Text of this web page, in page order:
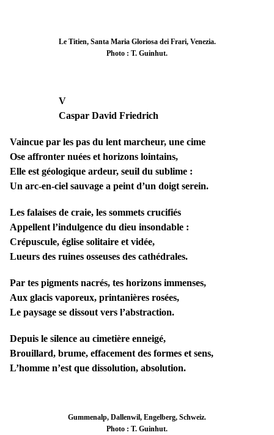
Le Titien, Santa Maria Gloriosa dei Frari, Venezia.
Photo : T. Guinhut.
V
Caspar David Friedrich
Vaincue par les pas du lent marcheur, une cime
Ose affronter nuées et horizons lointains,
Elle est géologique ardeur, seuil du sublime :
Un arc-en-ciel sauvage a peint d’un doigt serein.
Les falaises de craie, les sommets crucifiés
Appellent l’indulgence du dieu insondable :
Crépuscule, église solitaire et vidée,
Lueurs des ruines osseuses des cathédrales.
Par tes pigments nacrés, tes horizons immenses,
Aux glacis vaporeux, printanières rosées,
Le paysage se dissout vers l’abstraction.
Depuis le silence au cimetière enneigé,
Brouillard, brume, effacement des formes et sens,
L’homme n’est que dissolution, absolution.
Gummenalp, Dallenwil, Engelberg, Schweiz.
Photo : T. Guinhut.